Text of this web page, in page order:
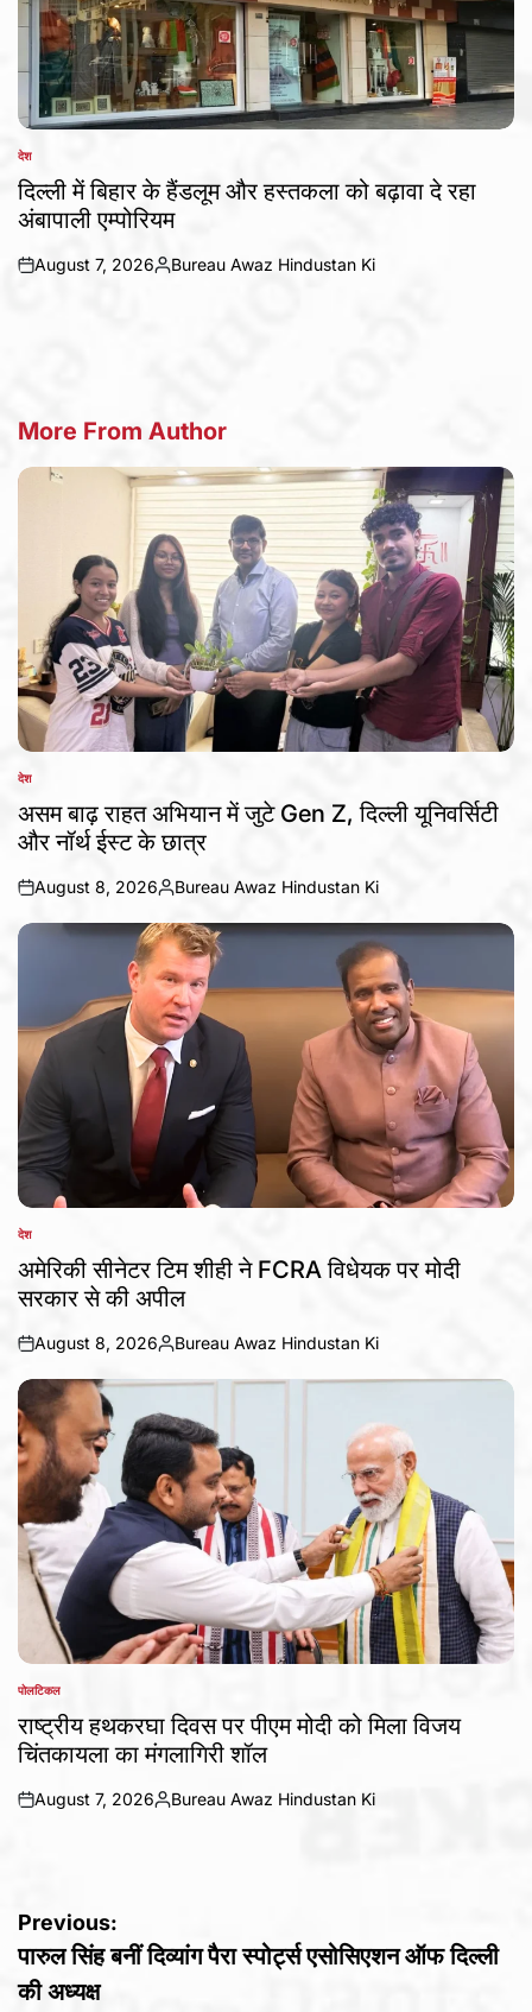
POSTED
IN
देश
दिल्ली में बिहार के हैंडलूम और हस्तकला को बढ़ावा दे रहा
अंबापाली एम्पोरियम
on
August 7, 2026
Posted
Bureau Awaz Hindustan Ki
More From Author
POSTED
IN
देश
असम बाढ़ राहत अभियान में जुटे Gen Z, दिल्ली यूनिवर्सिटी
और नॉर्थ ईस्ट के छात्र
on
August 8, 2026
Posted
by
Bureau Awaz Hindustan Ki
POSTED
IN
देश
अमेरिकी सीनेटर टिम शीही ने FCRA विधेयक पर मोदी
सरकार से की अपील
on
August 8, 2026
Posted
by
Bureau Awaz Hindustan Ki
POSTED
IN
पोलटिकल
राष्ट्रीय हथकरघा दिवस पर पीएम मोदी को मिला विजय
चिंतकायला का मंगलागिरी शॉल
on
August 7, 2026
Posted
Bureau Awaz Hindustan Ki
Post
navigation
Previous:
पारुल सिंह बनीं दिव्यांग पैरा स्पोर्ट्स एसोसिएशन ऑफ दिल्ली
की अध्यक्ष